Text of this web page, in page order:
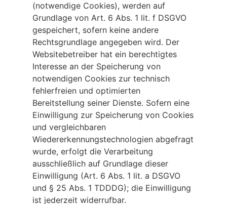
(notwendige Cookies), werden auf
Grundlage von Art. 6 Abs. 1 lit. f DSGVO
gespeichert, sofern keine andere
Rechtsgrundlage angegeben wird. Der
Websitebetreiber hat ein berechtigtes
Interesse an der Speicherung von
notwendigen Cookies zur technisch
fehlerfreien und optimierten
Bereitstellung seiner Dienste. Sofern eine
Einwilligung zur Speicherung von Cookies
und vergleichbaren
Wiedererkennungstechnologien abgefragt
wurde, erfolgt die Verarbeitung
ausschließlich auf Grundlage dieser
Einwilligung (Art. 6 Abs. 1 lit. a DSGVO
und § 25 Abs. 1 TDDDG); die Einwilligung
ist jederzeit widerrufbar.